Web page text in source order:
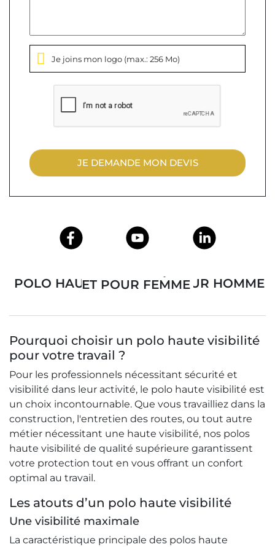
Je joins mon logo (max.: 256 Mo)
JE DEMANDE MON DEVIS
POLO HAUTE VISIBILITÉ POUR HOMME ET POUR FEMME
Pourquoi choisir un polo haute visibilité
pour votre travail ?
Pour les professionnels nécessitant sécurité et
visibilité dans leur activité, le polo haute visibilité est
un choix incontournable. Que vous travailliez dans la
construction, l'entretien des routes, ou tout autre
métier nécessitant une haute visibilité, nos polos
haute visibilité de qualité supérieure garantissent
votre protection tout en vous offrant un confort
optimal au travail.
Les atouts d’un polo haute visibilité
Une visibilité maximale
La caractéristique principale des polos haute